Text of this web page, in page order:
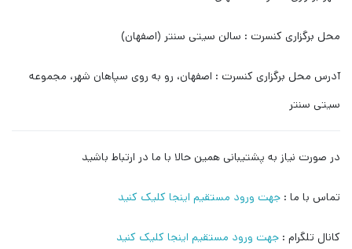
محل برگزاری کنسرت : سالن سیتی سنتر (اصفهان)
آدرس محل برگزاری کنسرت : اصفهان، رو به روی سپاهان شهر، مجموعه
سیتی سنتر
در صورت نیاز به پشتیبانی همین حالا با ما در ارتباط باشید
تماس با ما : جهت ورود مستقیم اینجا کلیک کنید
کانال تلگرام : جهت ورود مستقیم اینجا کلیک کنید